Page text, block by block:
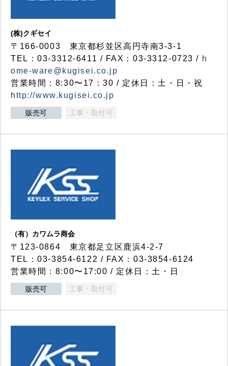
(株)クギセイ
〒166-0003 東京都杉並区高円寺南3-3-1
TEL：03-3312-6411 / FAX：03-3312-0723 / h
ome-ware@kugisei.co.jp
営業時間：8:30〜17：30 / 定休日：土・日・祝
http://www.kugisei.co.jp
販売可 工事・取付可
（有）カワムラ商会
〒123-0864 東京都足立区鹿浜4-2-7
TEL：03-3854-6122 / FAX：03-3854-6124
営業時間：8:00〜17:00 / 定休日：土・日
販売可 工事・取付可